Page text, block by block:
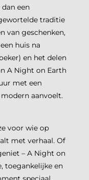
een
traditie
van geschenken,
huis na
en het delen
A Night on Earth
met een
aanvoelt.
voor wie op
met verhaal. Of
– A Night on
toegankelijke en